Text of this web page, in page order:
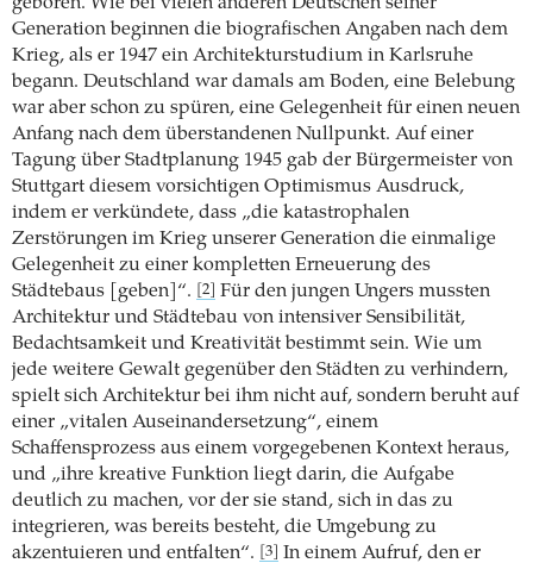
Generation beginnen die biografischen Angaben nach dem
Krieg, als er 1947 ein Architekturstudium in Karlsruhe
begann. Deutschland war damals am Boden, eine Belebung
war aber schon zu spüren, eine Gelegenheit für einen neuen
Anfang nach dem überstandenen Nullpunkt. Auf einer
Tagung über Stadtplanung 1945 gab der Bürgermeister von
Stuttgart diesem vorsichtigen Optimismus Ausdruck,
indem er verkündete, dass „die katastrophalen
Zerstörungen im Krieg unserer Generation die einmalige
Gelegenheit zu einer kompletten Erneuerung des
Städtebaus [geben]“.
[2]
Für den jungen Ungers mussten
Architektur und Städtebau von intensiver Sensibilität,
Bedachtsamkeit und Kreativität bestimmt sein. Wie um
jede weitere Gewalt gegenüber den Städten zu verhindern,
spielt sich Architektur bei ihm nicht auf, sondern beruht auf
einer „vitalen Auseinandersetzung“, einem
Schaffensprozess aus einem vorgegebenen Kontext heraus,
und „ihre kreative Funktion liegt darin, die Aufgabe
deutlich zu machen, vor der sie stand, sich in das zu
integrieren, was bereits besteht, die Umgebung zu
akzentuieren und entfalten“.
[3] In einem Aufruf, den er